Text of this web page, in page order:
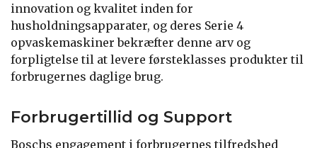
innovation og kvalitet inden for
husholdningsapparater, og deres Serie 4
opvaskemaskiner bekræfter denne arv og
forpligtelse til at levere førsteklasses produkter til
forbrugernes daglige brug.
Forbrugertillid og Support
Boschs engagement i forbrugernes tilfredshed